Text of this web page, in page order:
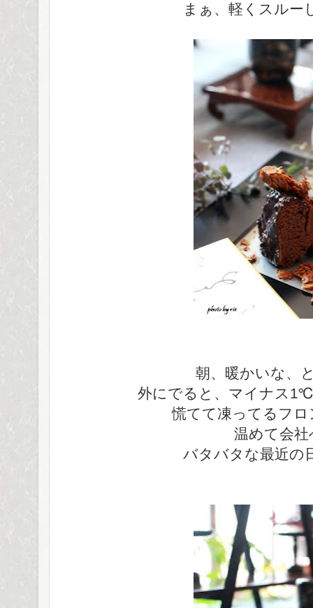
まぁ、軽くスルー
朝、暖かいな、
外にでると、マイナス
慌てて凍ってるフ
温めて会
バタバタな最近の